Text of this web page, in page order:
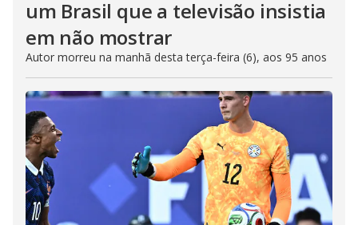
um Brasil que a televisão insistia
em não mostrar
Autor morreu na manhã desta terça-feira (6), aos 95 anos